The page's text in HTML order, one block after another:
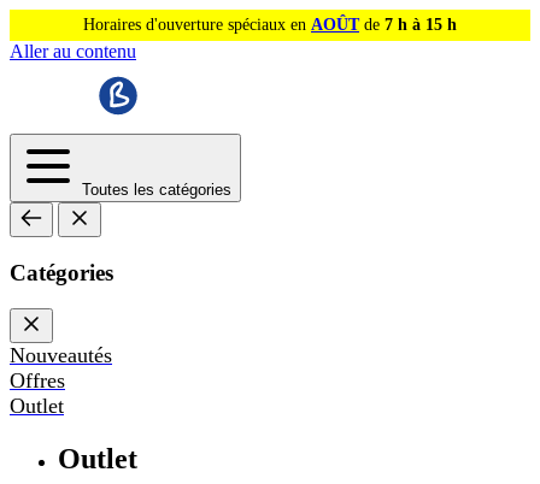
Horaires d'ouverture spéciaux en AOÛTde 7 h à 15 h
Aller au contenu
Toutes les catégories
Catégories
Nouveautés
Offres
Outlet
Outlet